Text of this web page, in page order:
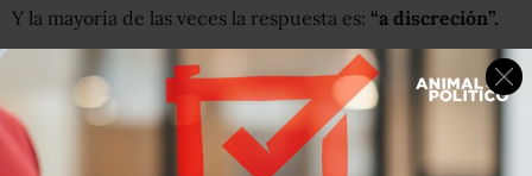
Y la mayoría de las veces la respuesta es: “a discreción”.
La generosa propina de más de US$1.200 que dejó un
comensal por una cuenta de apenas US$100
Aunque en varios países existen regulaciones que